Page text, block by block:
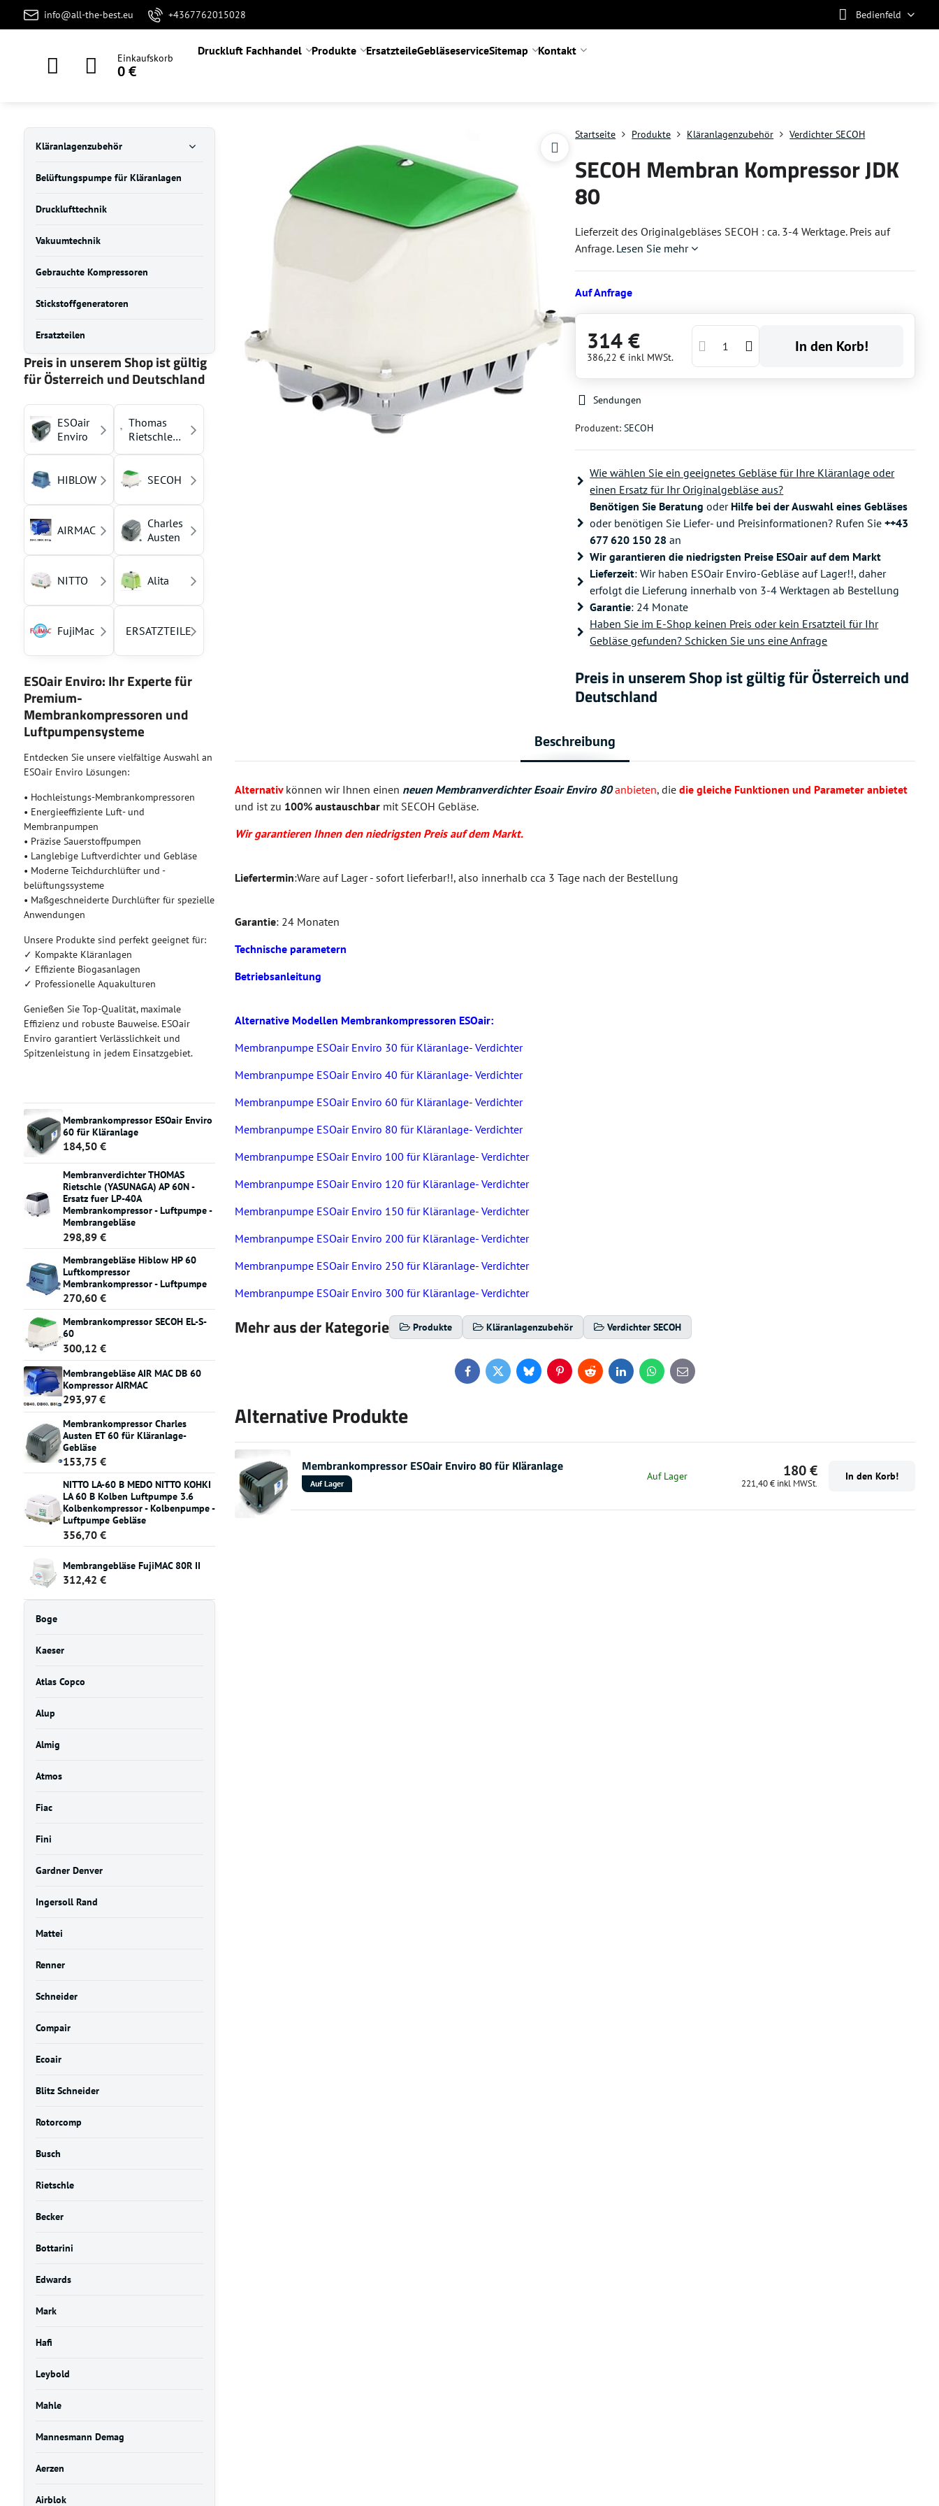
info@all-the-best.eu +4367762015028 Bedienfeld
Einkaufskorb
0 €
Druckluft Fachhandel Produkte ErsatzteileGebläseserviceSitemap Kontakt
Startseite Produkte Kläranlagenzubehör Verdichter SECOH
SECOH Membran Kompressor JDK
80
Lieferzeit des Originalgebläses SECOH : ca. 3-4 Werktage. Preis auf
Anfrage. Lesen Sie mehr
Auf Anfrage
314 €
386,22 € inkl MWSt.
In den Korb!
Sendungen
Produzent:SECOH
Wie wählen Sie ein geeignetes Gebläse für Ihre Kläranlage oder
einen Ersatz für Ihr Originalgebläse aus?
Benötigen Sie Beratung oder Hilfe bei der Auswahl eines Gebläses
oder benötigen Sie Liefer- und Preisinformationen? Rufen Sie++43
677 620 150 28 an
Wir garantieren die niedrigsten Preise ESOair auf dem Markt
Lieferzeit: Wir haben ESOair Enviro-Gebläse auf Lager!!, daher
erfolgt die Lieferung innerhalb von 3-4 Werktagen ab Bestellung
Garantie: 24 Monate
Haben Sie im E-Shop keinen Preis oder kein Ersatzteil für Ihr
Gebläse gefunden? Schicken Sie uns eine Anfrage
Preis in unserem Shop ist gültig für Österreich und
Deutschland
Beschreibung
Alternativ können wir Ihnen einen neuen Membranverdichter Esoair Enviro 80 anbieten, diedie gleiche Funktionen und Parameter anbietet
und ist zu 100% austauschbar mit SECOH Gebläse.
Wir garantieren Ihnen den niedrigsten Preis auf dem Markt.
Liefertermin:Ware auf Lager - sofort lieferbar!!, also innerhalb cca 3 Tage nach der Bestellung
Garantie: 24 Monaten
Technische parametern
Betriebsanleitung
Alternative Modellen Membrankompressoren ESOair:
Membranpumpe ESOair Enviro 30 für Kläranlage- Verdichter
Membranpumpe ESOair Enviro 40 für Kläranlage- Verdichter
Membranpumpe ESOair Enviro 60 für Kläranlage- Verdichter
Membranpumpe ESOair Enviro 80 für Kläranlage- Verdichter
Membranpumpe ESOair Enviro 100 für Kläranlage- Verdichter
Membranpumpe ESOair Enviro 120 für Kläranlage- Verdichter
Membranpumpe ESOair Enviro 150 für Kläranlage- Verdichter
Membranpumpe ESOair Enviro 200 für Kläranlage- Verdichter
Membranpumpe ESOair Enviro 250 für Kläranlage- Verdichter
Membranpumpe ESOair Enviro 300 für Kläranlage- Verdichter
Mehr aus der Kategorie Produkte Kläranlagenzubehör Verdichter SECOH
FacebookTwitterBlueskyPinterestRedditLinkedInWhatsApp
E-
mail
Alternative Produkte
Membrankompressor ESOair Enviro 80 für Kläranlage
Auf Lager
Auf Lager 180 €
221,40 € inkl MWSt.
In den Korb!
Kläranlagenzubehör
Belüftungspumpe für Kläranlagen
Drucklufttechnik
Vakuumtechnik
Gebrauchte Kompressoren
Stickstoffgeneratoren
Ersatzteilen
Preis in unserem Shop ist gültig
für Österreich und Deutschland
ESOair
Enviro
Thomas
Rietschle
(YASUNAGA)
HIBLOW SECOH
AIRMAC
Charles
Austen
NITTO Alita
FujiMac ERSATZTEILE
ESOair Enviro: Ihr Experte für
Premium-
Membrankompressoren und
Luftpumpensysteme
Entdecken Sie unsere vielfältige Auswahl an
ESOair Enviro Lösungen:
• Hochleistungs-Membrankompressoren
• Energieeffiziente Luft- und
Membranpumpen
• Präzise Sauerstoffpumpen
• Langlebige Luftverdichter und Gebläse
• Moderne Teichdurchlüfter und -
belüftungssysteme
• Maßgeschneiderte Durchlüfter für spezielle
Anwendungen
Unsere Produkte sind perfekt geeignet für:
✓ Kompakte Kläranlagen
✓ Effiziente Biogasanlagen
✓ Professionelle Aquakulturen
Genießen Sie Top-Qualität, maximale
Effizienz und robuste Bauweise. ESOair
Enviro garantiert Verlässlichkeit und
Spitzenleistung in jedem Einsatzgebiet.
Membrankompressor ESOair Enviro
60 für Kläranlage
184,50 €
Membranverdichter THOMAS
Rietschle (YASUNAGA) AP 60N -
Ersatz fuer LP-40A
Membrankompressor - Luftpumpe -
Membrangebläse
298,89 €
Membrangebläse Hiblow HP 60
Luftkompressor
Membrankompressor - Luftpumpe
270,60 €
Membrankompressor SECOH EL-S-
60
300,12 €
Membrangebläse AIR MAC DB 60
Kompressor AIRMAC
293,97 €
Membrankompressor Charles
Austen ET 60 für Kläranlage-
Gebläse
153,75 €
NITTO LA-60 B MEDO NITTO KOHKI
LA 60 B Kolben Luftpumpe 3.6
Kolbenkompressor - Kolbenpumpe -
Luftpumpe Gebläse
356,70 €
Membrangebläse FujiMAC 80R II
312,42 €
Boge
Kaeser
Atlas Copco
Alup
Almig
Atmos
Fiac
Fini
Gardner Denver
Ingersoll Rand
Mattei
Renner
Schneider
Compair
Ecoair
Blitz Schneider
Rotorcomp
Busch
Rietschle
Becker
Bottarini
Edwards
Mark
Hafi
Leybold
Mahle
Mannesmann Demag
Aerzen
Airblok